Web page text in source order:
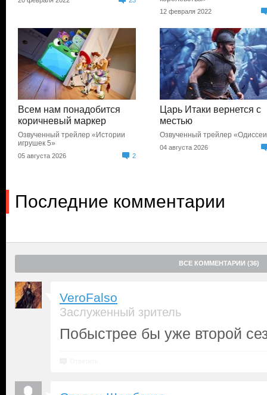
12 февраля 2022
Всем нам понадобится
коричневый маркер
Озвученный трейлер «Истории
игрушек 5»
05 августа 2026 2
Царь Итаки вернется с
местью
Озвученный трейлер
04 августа 2026
Последние комментарии
ВСЕ КОММЕНТАРИИ (36)
VeroFalso
Заслуженный зритель
Побыстрее бы уже второй